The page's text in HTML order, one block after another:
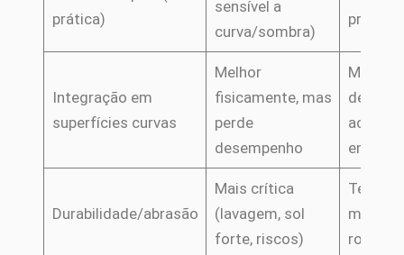
prática)
sensível a
curva/sombra)
Integração em
superfícies curvas
Melhor
fisicamente, mas
perde
desempenho
Mais
de
em
Durabilidade/abrasão
Mais crítica
(lavagem, sol
forte, riscos)
Tende
mais
robusto